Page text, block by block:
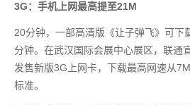
3G：手机上网最高提至21M
20分钟，一部高清版《让子弹飞》可下
分钟。在武汉国际会展中心展区，联通
发售新版3G上网卡，下载最高网速从
标准。